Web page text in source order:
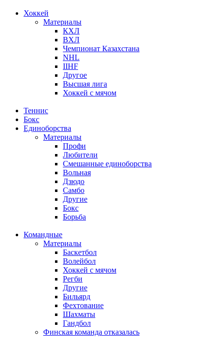
Хоккей
Материалы
КХЛ
ВХЛ
Чемпионат Казахстана
NHL
IIHF
Другое
Высшая лига
Хоккей с мячом
Теннис
Бокс
Единоборства
Материалы
Профи
Любители
Смешанные единоборства
Вольная
Дзюдо
Самбо
Другие
Бокс
Борьба
Командные
Материалы
Баскетбол
Волейбол
Хоккей с мячом
Регби
Другие
Бильярд
Фехтование
Шахматы
Гандбол
Финская команда отказалась